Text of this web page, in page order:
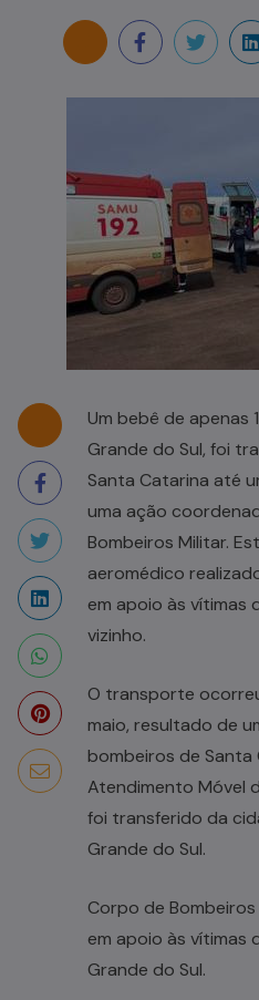
Um bebê de apenas
Grande do Sul, foi
Santa Catarina até
uma ação
Bombeiros Militar.
aeromédico
em apoio às vítimas
vizinho.
O transporte
maio, resultado de
bombeiros de Santa
Atendimento Móvel
foi transferido da
Grande do Sul.
Corpo de
em apoio às vítimas
Grande do Sul.